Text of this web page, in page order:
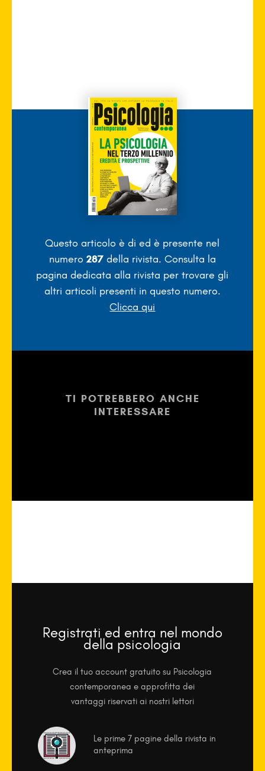
Questo articolo è died è presente nel
numero 287della rivista. Consulta la
pagina dedicata alla rivista per trovare gli
altri articoli presenti in questo numero.
Clicca qui
TI POTREBBERO ANCHE
INTERESSARE
Registrati ed entra nel mondo
della psicologia
Crea il tuo account gratuito su Psicologia
contemporanea e approfitta dei
vantaggi riservati ai nostri lettori
Le prime 7 pagine della rivista in
anteprima